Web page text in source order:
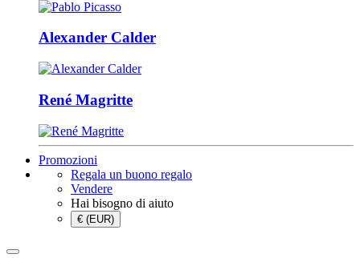
Alexander Calder
René Magritte
Promozioni
Regala un buono regalo
Vendere
Hai bisogno di aiuto
€ (EUR)